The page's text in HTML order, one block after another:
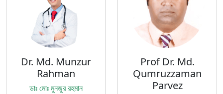
Dr. Md. Munzur
Rahman
ডাঃ মোঃ মুনজুর রহমান
Prof Dr. Md.
Qumruzzaman
Parvez